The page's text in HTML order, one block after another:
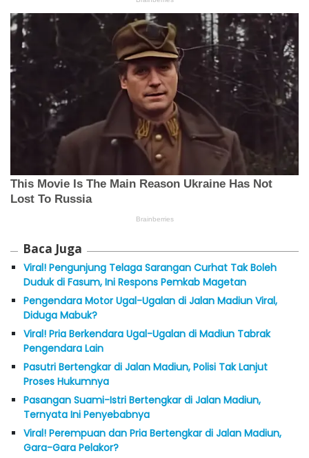
Baca Juga
Viral! Pengunjung Telaga Sarangan Curhat Tak Boleh
Duduk di Fasum, Ini Respons Pemkab Magetan
Pengendara Motor Ugal-Ugalan di Jalan Madiun Viral,
Diduga Mabuk?
Viral! Pria Berkendara Ugal-Ugalan di Madiun Tabrak
Pengendara Lain
Pasutri Bertengkar di Jalan Madiun, Polisi Tak Lanjut
Proses Hukumnya
Pasangan Suami-Istri Bertengkar di Jalan Madiun,
Ternyata Ini Penyebabnya
Viral! Perempuan dan Pria Bertengkar di Jalan Madiun,
Gara-Gara Pelakor?